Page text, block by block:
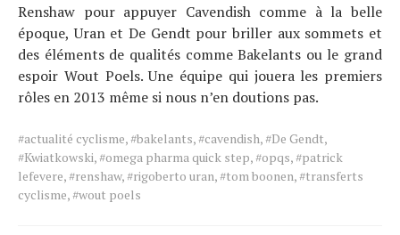
Renshaw pour appuyer Cavendish comme à la belle
époque, Uran et De Gendt pour briller aux sommets et
des éléments de qualités comme Bakelants ou le grand
espoir Wout Poels. Une équipe qui jouera les premiers
rôles en 2013 même si nous n’en doutions pas.
Tags
for
the
article.
#actualité cyclisme,#bakelants,#cavendish,#De Gendt,
#Kwiatkowski,#omega pharma quick step,#opqs,#patrick
lefevere,#renshaw,#rigoberto uran,#tom boonen,#transferts
cyclisme,#wout poels